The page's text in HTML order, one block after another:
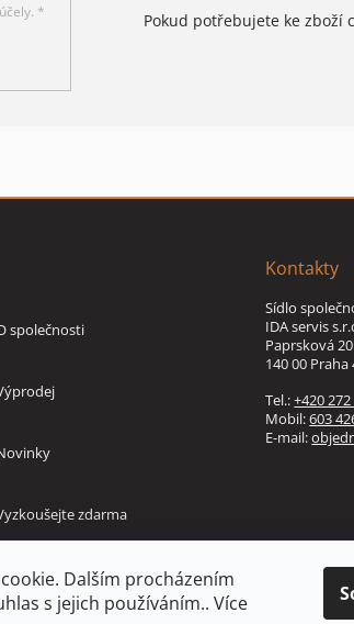
Dalším procházením
s jejich používáním.. Více
* Pokud potřebujete ke zboží
společnosti
zdarma
Kontakty
Sídlo
IDA servis
Paprsková 20
140 00 Praha
Tel.:+420
Mobil:603
E-mail: